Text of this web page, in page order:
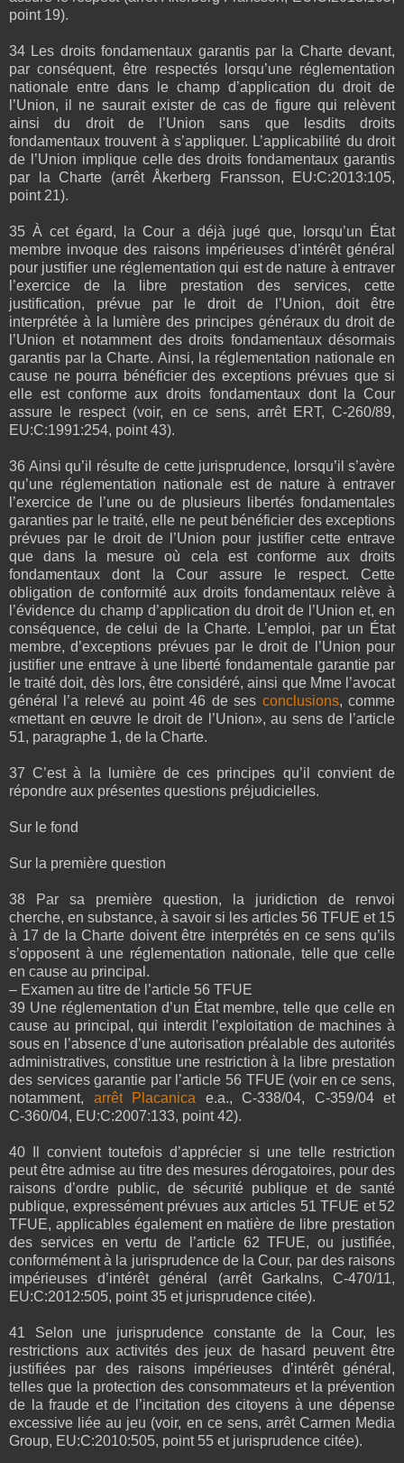
point 19).
34 Les droits fondamentaux garantis par la Charte devant,
par conséquent, être respectés lorsqu’une réglementation
nationale entre dans le champ d’application du droit de
l’Union, il ne saurait exister de cas de figure qui relèvent
ainsi du droit de l’Union sans que lesdits droits
fondamentaux trouvent à s’appliquer. L’applicabilité du droit
de l’Union implique celle des droits fondamentaux garantis
par la Charte (arrêt Åkerberg Fransson, EU:C:2013:105,
point 21).
35 À cet égard, la Cour a déjà jugé que, lorsqu’un État
membre invoque des raisons impérieuses d’intérêt général
pour justifier une réglementation qui est de nature à entraver
l’exercice de la libre prestation des services, cette
justification, prévue par le droit de l’Union, doit être
interprétée à la lumière des principes généraux du droit de
l’Union et notamment des droits fondamentaux désormais
garantis par la Charte. Ainsi, la réglementation nationale en
cause ne pourra bénéficier des exceptions prévues que si
elle est conforme aux droits fondamentaux dont la Cour
assure le respect (voir, en ce sens, arrêt ERT, C‑260/89,
EU:C:1991:254, point 43).
36 Ainsi qu’il résulte de cette jurisprudence, lorsqu’il s’avère
qu’une réglementation nationale est de nature à entraver
l’exercice de l’une ou de plusieurs libertés fondamentales
garanties par le traité, elle ne peut bénéficier des exceptions
prévues par le droit de l’Union pour justifier cette entrave
que dans la mesure où cela est conforme aux droits
fondamentaux dont la Cour assure le respect. Cette
obligation de conformité aux droits fondamentaux relève à
l’évidence du champ d’application du droit de l’Union et, en
conséquence, de celui de la Charte. L’emploi, par un État
membre, d’exceptions prévues par le droit de l’Union pour
justifier une entrave à une liberté fondamentale garantie par
le traité doit, dès lors, être considéré, ainsi que Mme l’avocat
général l’a relevé au point 46 de ses conclusions, comme
«mettant en œuvre le droit de l’Union», au sens de l’article
51, paragraphe 1, de la Charte.
37 C’est à la lumière de ces principes qu’il convient de
répondre aux présentes questions préjudicielles.
Sur le fond
Sur la première question
38 Par sa première question, la juridiction de renvoi
cherche, en substance, à savoir si les articles 56 TFUE et 15
à 17 de la Charte doivent être interprétés en ce sens qu’ils
s’opposent à une réglementation nationale, telle que celle
en cause au principal.
– Examen au titre de l’article 56 TFUE
39 Une réglementation d’un État membre, telle que celle en
cause au principal, qui interdit l’exploitation de machines à
sous en l’absence d’une autorisation préalable des autorités
administratives, constitue une restriction à la libre prestation
des services garantie par l’article 56 TFUE (voir en ce sens,
notamment, arrêt Placanica e.a., C‑338/04, C‑359/04 et
C‑360/04, EU:C:2007:133, point 42).
40 Il convient toutefois d’apprécier si une telle restriction
peut être admise au titre des mesures dérogatoires, pour des
raisons d’ordre public, de sécurité publique et de santé
publique, expressément prévues aux articles 51 TFUE et 52
TFUE, applicables également en matière de libre prestation
des services en vertu de l’article 62 TFUE, ou justifiée,
conformément à la jurisprudence de la Cour, par des raisons
impérieuses d’intérêt général (arrêt Garkalns, C‑470/11,
EU:C:2012:505, point 35 et jurisprudence citée).
41 Selon une jurisprudence constante de la Cour, les
restrictions aux activités des jeux de hasard peuvent être
justifiées par des raisons impérieuses d’intérêt général,
telles que la protection des consommateurs et la prévention
de la fraude et de l’incitation des citoyens à une dépense
excessive liée au jeu (voir, en ce sens, arrêt Carmen Media
Group, EU:C:2010:505, point 55 et jurisprudence citée).